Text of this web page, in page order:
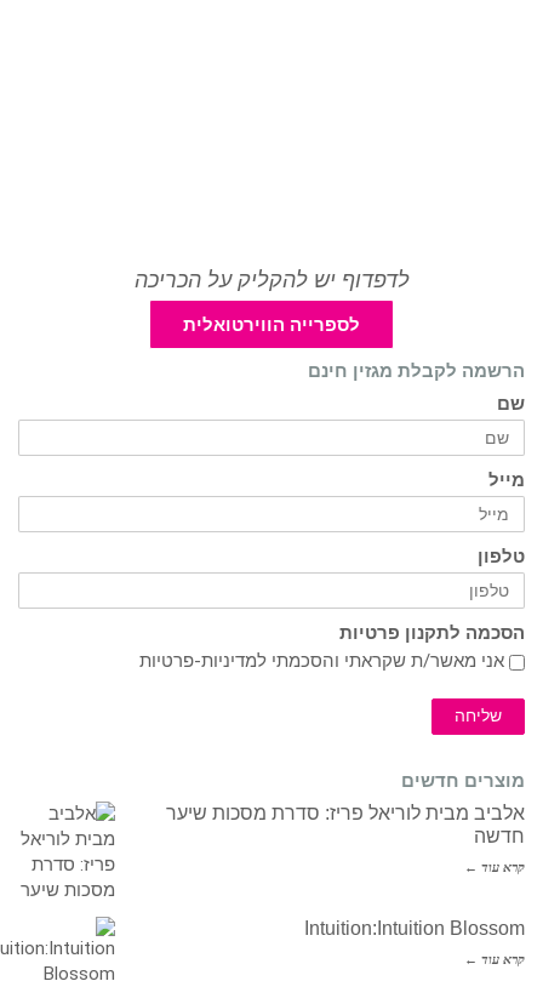
לדפדוף יש להקליק על הכריכה
לספרייה הווירטואלית
הרשמה לקבלת מגזין חינם
שם
מייל
טלפון
הסכמה לתקנון פרטיות
אני מאשר/ת שקראתי והסכמתי למדיניות-פרטיות
שליחה
מוצרים חדשים
אלביב מבית לוריאל פריז: סדרת מסכות שיער
חדשה
קרא עוד ←
Intuition:Intuition Blossom
קרא עוד ←